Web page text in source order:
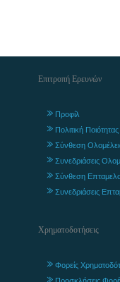
Επιτροπή Ερευνών
Προφίλ
Πολιτική Ποιότητας
Σύνθεση
Συνεδριάσεις
Σύνθεση
Συνεδριάσεις
Χρηματοδοτήσεις
Φορείς
Προσκλήσεις